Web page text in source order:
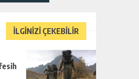
İLGİNİZİ ÇEKEBİLİR